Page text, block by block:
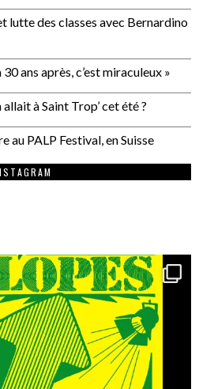
lutte des classes avec Bernardino
ans après, c’est miraculeux »
à Saint Trop’ cet été ?
au PALP Festival, en Suisse